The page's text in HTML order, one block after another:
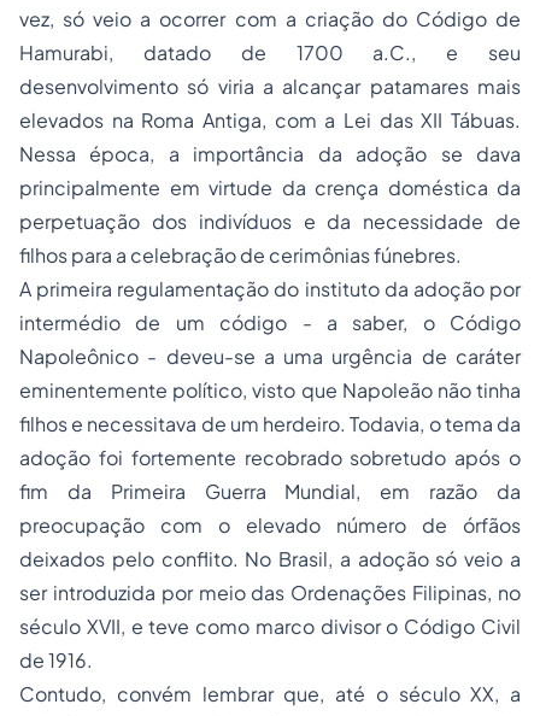
vez, só veio a ocorrer com a criação do Código de
Hamurabi, datado de 1700 a.C., e seu
desenvolvimento só viria a alcançar patamares mais
elevados na Roma Antiga, com a Lei das XII Tábuas.
Nessa época, a importância da adoção se dava
principalmente em virtude da crença doméstica da
perpetuação dos indivíduos e da necessidade de
filhos para a celebração de cerimônias fúnebres.
A primeira regulamentação do instituto da adoção por
intermédio de um código - a saber, o Código
Napoleônico - deveu-se a uma urgência de caráter
eminentemente político, visto que Napoleão não tinha
filhos e necessitava de um herdeiro. Todavia, o tema da
adoção foi fortemente recobrado sobretudo após o
fim da Primeira Guerra Mundial, em razão da
preocupação com o elevado número de órfãos
deixados pelo conflito. No Brasil, a adoção só veio a
ser introduzida por meio das Ordenações Filipinas, no
século XVII, e teve como marco divisor o Código Civil
de 1916.
Contudo, convém lembrar que, até o século XX, a